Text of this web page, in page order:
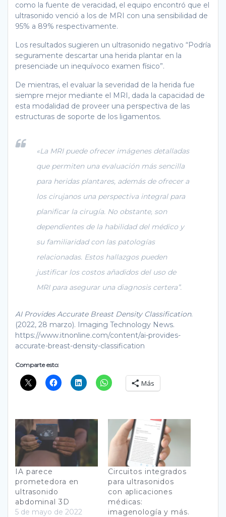
como la fuente de veracidad, el equipo encontró que el
ultrasonido venció a los de MRI con una sensibilidad de
95% a 89% respectivamente.
Los resultados sugieren un ultrasonido negativo “Podría
seguramente descartar una herida plantar en la
presenciade un inequívoco examen físico”.
De mientras, el evaluar la severidad de la herida fue
siempre mejor mediante el MRI, dada la capacidad de
esta modalidad de proveer una perspectiva de las
estructuras de soporte de los ligamentos.
«La MRI puede ofrecer imágenes detalladas
que permiten una evaluación más sencilla
para heridas plantares, además de ofrecer a
los cirujanos una perspectiva integral para
planificar la cirugía. No obstante, son
dependientes de la habilidad del médico y
su familiaridad con las patologías
relacionadas. Estos hallazgos pueden
justificar los costos añadidos del uso de
MRI para asegurar una diagnosis certera”.
AI Provides Accurate Breast Density Classification.
(2022, 28 marzo). Imaging Technology News.
https://www.itnonline.com/content/ai-provides-
accurate-breast-density-classification
Comparte esto:
Más
IA parece
prometedora en
ultrasonido
abdominal 3D
5 de mayo de 2022
Circuitos integrados
para ultrasonidos
con aplicaciones
médicas:
imagenología y más.